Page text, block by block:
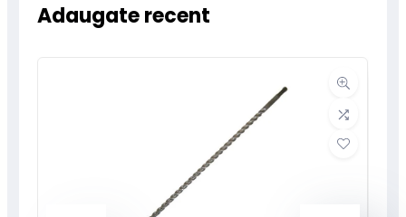
Adaugate recent